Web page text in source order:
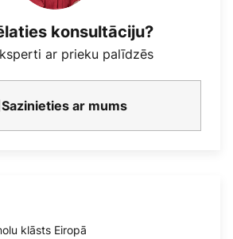
konsultāciju?
ar prieku palīdzēs
Sazinieties ar mums
klāsts Eiropā